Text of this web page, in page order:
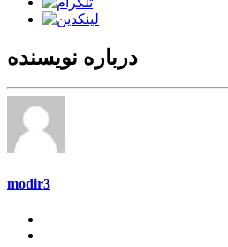
درباره نویسنده
modir3